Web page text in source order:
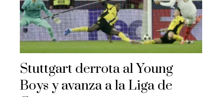
Stuttgart derrota al Young
Boys y avanza a la Liga de